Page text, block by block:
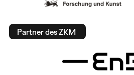
Partner des ZKM